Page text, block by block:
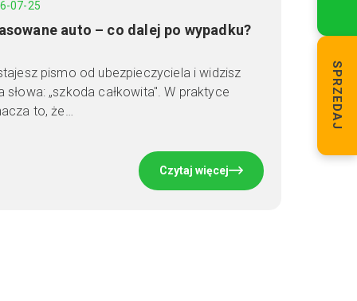
07-25
auto – co dalej po wypadku?
pismo od ubezpieczyciela i widzisz
słowa: „szkoda całkowita". W praktyce
to, że…
Czytaj więcej
SPRZEDAJ